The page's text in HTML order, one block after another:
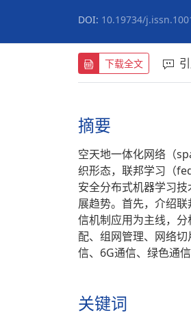
DOI: 10.19734/
下载全文
摘要
空天地一体化网络（
织形态，联邦学习（
安全分布式机器学习
展趋势。首先，介绍
信机制应用为主线，
配、组网管理、网络
信、6G通信、绿色通
关键词